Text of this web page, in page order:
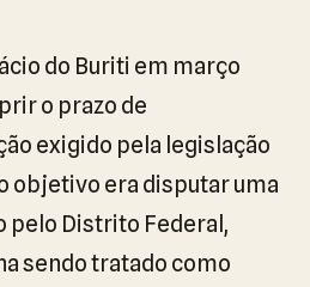
do Buriti em março
o prazo de
exigido pela legislação
objetivo era disputar uma
pelo Distrito Federal,
sendo tratado como